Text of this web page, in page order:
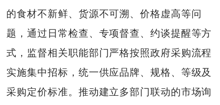
的食材不新鲜、货源不可溯、价格虚高等问
题，通过日常检查、专项督查、约谈提醒等方
式，监督相关职能部门严格按照政府采购流程
实施集中招标，统一供应品牌、规格、等级及
采购定价标准。推动建立多部门联动的市场询